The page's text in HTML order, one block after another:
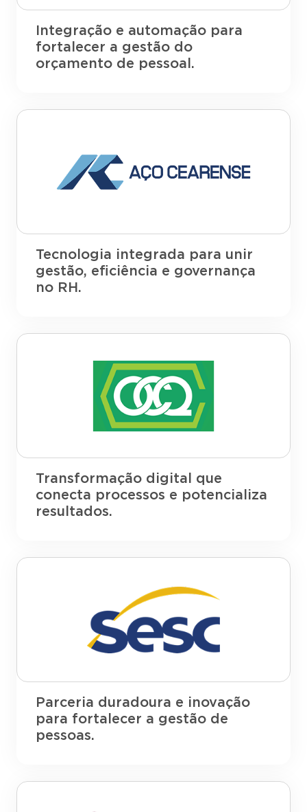
Integração e automação para
fortalecer a gestão do
orçamento de pessoal.
Tecnologia integrada para unir
gestão, eficiência e governança
no RH.
Transformação digital que
conecta processos e potencializa
resultados.
Parceria duradoura e inovação
para fortalecer a gestão de
pessoas.